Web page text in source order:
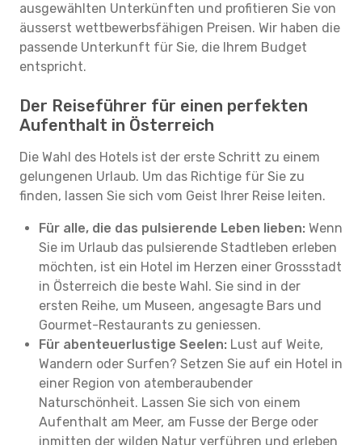
ausgewählten Unterkünften und profitieren Sie von
äusserst wettbewerbsfähigen Preisen. Wir haben die
passende Unterkunft für Sie, die Ihrem Budget
entspricht.
Der Reiseführer für einen perfekten
Aufenthalt in Österreich
Die Wahl des Hotels ist der erste Schritt zu einem
gelungenen Urlaub. Um das Richtige für Sie zu
finden, lassen Sie sich vom Geist Ihrer Reise leiten.
Für alle, die das pulsierende Leben lieben: Wenn
Sie im Urlaub das pulsierende Stadtleben erleben
möchten, ist ein Hotel im Herzen einer Grossstadt
in Österreich die beste Wahl. Sie sind in der
ersten Reihe, um Museen, angesagte Bars und
Gourmet-Restaurants zu geniessen.
Für abenteuerlustige Seelen: Lust auf Weite,
Wandern oder Surfen? Setzen Sie auf ein Hotel in
einer Region von atemberaubender
Naturschönheit. Lassen Sie sich von einem
Aufenthalt am Meer, am Fusse der Berge oder
inmitten der wilden Natur verführen und erleben